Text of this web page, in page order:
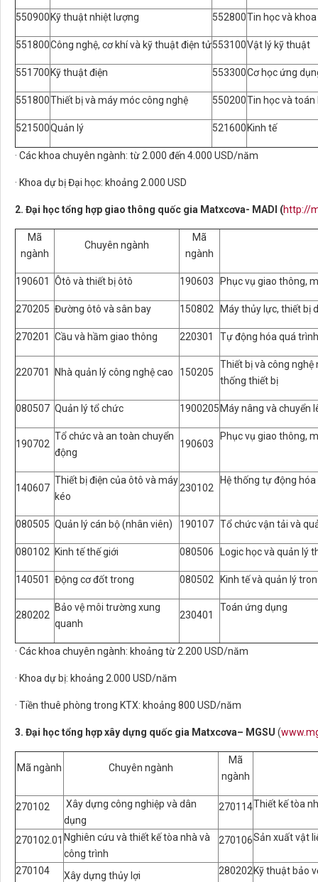
550900 Kỹ thuật nhiệt lượng 552800Tin học và
551800Công nghệ, cơ khí và kỹ thuật điện tử553100Vật lý kỹ thuật
551700 Kỹ thuật điện 553300Cơ học ứng
551800Thiết bị và máy móc công nghệ 550200Tin học và
521500Quản lý 521600 Kinh tế
· Các khoa chuyên ngành: từ 2.000 đến 4.000 USD/năm
· Khoa dự bị Đại học: khoảng 2.000 USD
2. Đại học tổng hợp giao thông quốc gia Matxcơva- MADI­ (http://
Mã
ngành
Chuyên ngành
Mã
ngành
190601 Ôtô và thiết bị ôtô 190603 Phục vụ giao thông,
270205 Đường ôtô và sân bay 150802 Máy thủy lực, thiết bị
270201 Cầu và hầm giao thông 220301 Tự động hóa quá
220701 Nhà quản lý công nghệ cao 150205
Thiết bị và công nghệ
thống thiết bị
080507 Quản lý tổ chức 1900205 Máy nâng và chuyển
190702
Tổ chức và an toàn chuyển
động
190603
Phục vụ giao thông,
140607
Thiết bị điện của ôtô và máy
kéo
230102
Hệ thống tự động
080505 Quản lý cán bộ (nhân viên) 190107 Tổ chức vận tải và
080102 Kinh tế thế giới 080506 Logic học và quản lý
140501 Động cơ đốt trong 080502 Kinh tế và quản lý
280202
Bảo vệ môi trường xung
quanh
230401
Toán ứng dụng
· Các khoa chuyên ngành: khoảng từ 2.200 USD/năm
· Khoa dự bị: khoảng 2.000 USD/năm
· Tiền thuê phòng trong KTX: khoảng 800 USD/năm
3. Đại học tổng hợp xây dựng quốc gia Matxcơva– MGSU (
Mã ngành Chuyên ngành
Mã
ngành
270102
Xây dựng công nghiệp và dân
dụng
270114Thiết kế tòa
270102.01 Nghiên cứu và thiết kế tòa nhà và
công trình
270106Sản xuất vật
270104 Xây dựng thủy lợi 280202 Kỹ thuật bảo